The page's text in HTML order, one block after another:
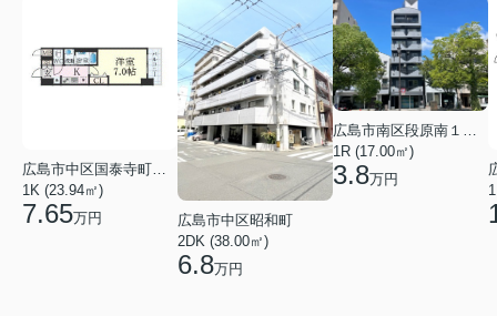
1K (23.94㎡)
7.65万円
広島市中区昭和町
2DK (38.00㎡)
6.8万円
1R (17.00㎡)
3.8万円